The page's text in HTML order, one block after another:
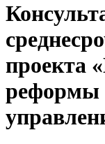
проекта
реформы